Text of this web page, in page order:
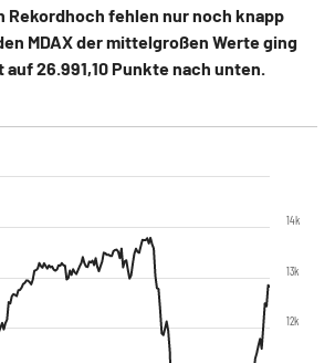
Rekordhoch fehlen nur noch knapp
MDAX der mittelgroßen Werte ging
auf 26.991,10 Punkte nach unten.
12k
13k
14k